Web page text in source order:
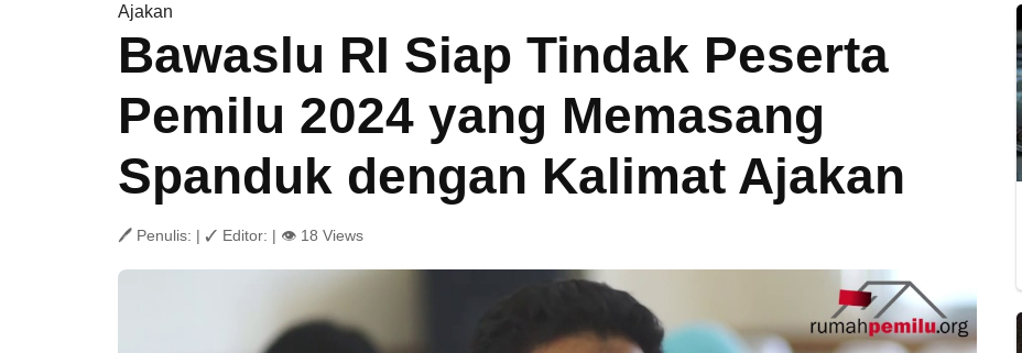
Ajakan
Bawaslu RI Siap Tindak Peserta
Pemilu 2024 yang Memasang
Spanduk dengan Kalimat Ajakan
🖊 Penulis: | ✓ Editor: | 👁 18 Views